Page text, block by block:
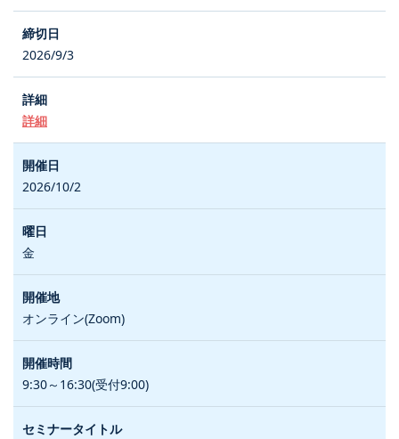
2026/9/3
詳細
2026/10/2
金
オンライン(Zoom)
9:30～16:30(受付9:00)